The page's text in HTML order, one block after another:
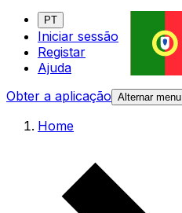
PT
Iniciar sessão
Registar
Ajuda
Obter a aplicação Alternar menu
Home